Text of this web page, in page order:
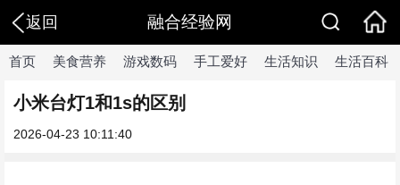
返回 融合经验网
首页 美食营养 游戏数码 手工爱好 生活知识 生活百科
小米台灯1和1s的区别
2026-04-23 10:11:40